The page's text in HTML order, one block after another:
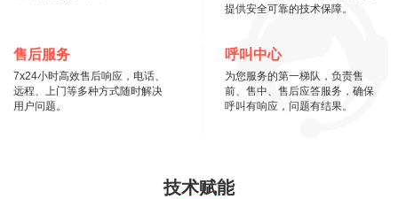
提供安全可靠的技术保障。
售后服务
7x24小时高效售后响应，电话、
远程、上门等多种方式随时解决
用户问题。
呼叫中心
为您服务的第一梯队，负责售
前、售中、售后应答服务，确保
呼叫有响应，问题有结果。
技术赋能